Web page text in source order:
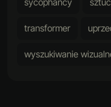
transformer
wyszukiwanie